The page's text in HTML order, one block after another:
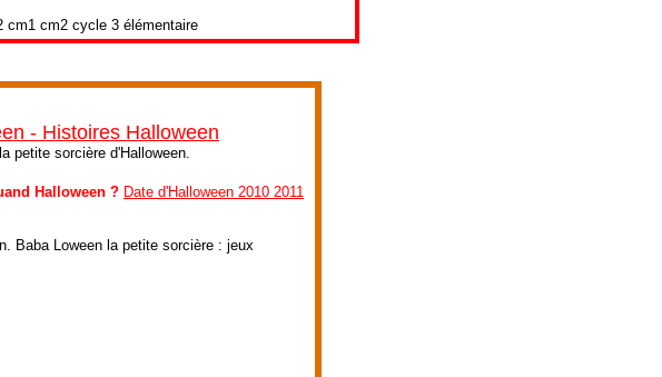
cm1 cm2 cycle 3 élémentaire
- Histoires Halloween
petite sorcière d'Halloween.
Halloween ? Date d'Halloween 2010 2011
Baba Loween la petite sorcière : jeux